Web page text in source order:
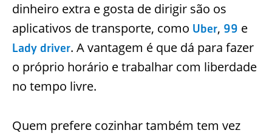
dinheiro extra e gosta de dirigir são os
aplicativos de transporte, como Uber, 99 e
Lady driver. A vantagem é que dá para fazer
o próprio horário e trabalhar com liberdade
no tempo livre.
Quem prefere cozinhar também tem vez